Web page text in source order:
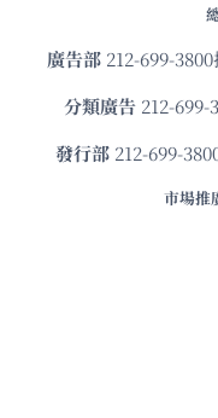
廣告部212-699-3800
分類廣告 212-699-
發⾏部 212-699-
市場推